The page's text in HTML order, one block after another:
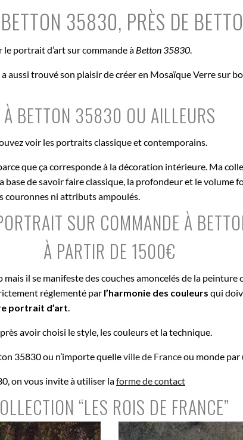
35830, PRÈS DE
le portrait d’art sur commande à Betton 35830.
a aussi trouvé son plaisir de créer en Mosaïque Verre sur
À BETTON 35830 OU AILLEURS
voir les portraits classique et contemporains.
que ça corresponde à la décoration intérieure. Ma
base de savoir faire classique, la profondeur et le volume
couronnes ni attributs ampoulés.
SUR COMMANDE À
À PARTIR DE 1500€
il se manifeste des couches amoncelés de la
réglementé par l’harmonie des couleurs qui
portrait d’art.
avoir choisi le style, les couleurs et la technique.
35830 ou n’importe quelleville de Franceou monde par
on vous invite à utiliser laforme de contact
“LES ROIS DE FRANCE”